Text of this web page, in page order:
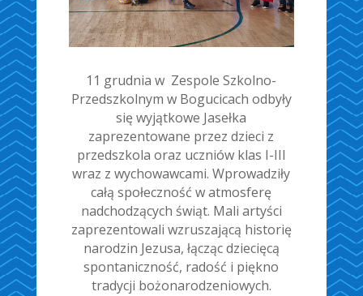
11 grudnia w Zespole Szkolno-
Przedszkolnym w Bogucicach odbyły
się wyjątkowe Jasełka
zaprezentowane przez dzieci z
przedszkola oraz uczniów klas I-III
wraz z wychowawcami. Wprowadziły
całą społeczność w atmosferę
nadchodzących świąt. Mali artyści
zaprezentowali wzruszającą historię
narodzin Jezusa, łącząc dziecięcą
spontaniczność, radość i piękno
tradycji bożonarodzeniowych.